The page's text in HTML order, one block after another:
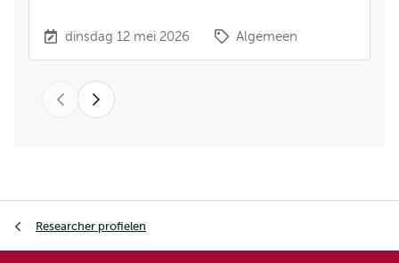
dinsdag 12 mei 2026 Algemeen
Volgende
Researcher profielen